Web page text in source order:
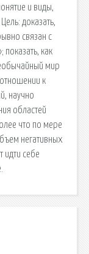
и виды,
доказать,
связан с
как
мир
к
научно
областей
что по мере
негативных
идти себе